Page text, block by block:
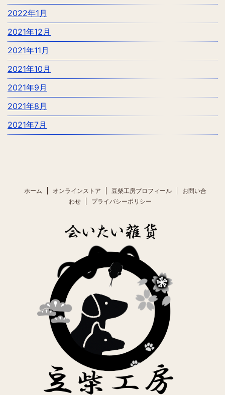
2022年1月
2021年12月
2021年11月
2021年10月
2021年9月
2021年8月
2021年7月
ホーム オンラインストア 豆柴工房プロフィール
お問い合
わせ
プライバシーポリシー